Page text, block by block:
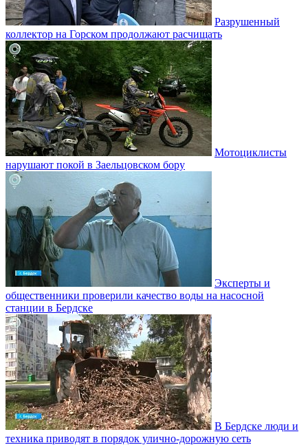
Разрушенный
коллектор на Горском продолжают расчищать
Мотоциклисты
нарушают покой в Заельцовском бору
Эксперты и
общественники проверили качество воды на насосной
станции в Бердске
В Бердске люди и
техника приводят в порядок улично‑дорожную сеть